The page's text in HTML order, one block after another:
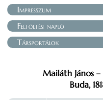
Impresszum
Feltöltési napló
Társportálok
Mailáth János
Buda,